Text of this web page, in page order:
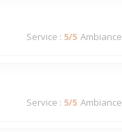
Service : 5/5 Ambiance
Service : 5/5 Ambiance